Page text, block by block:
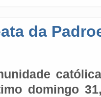
da
domingo